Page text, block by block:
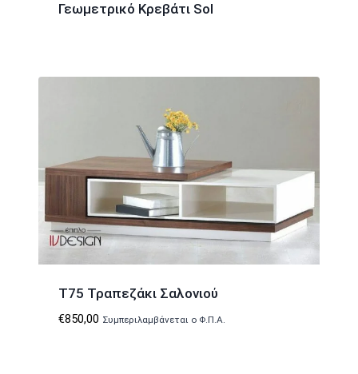
Γεωμετρικό Κρεβάτι Sol
T75 Τραπεζάκι Σαλονιού
€850,00 Συμπεριλαμβάνεται ο Φ.Π.Α.